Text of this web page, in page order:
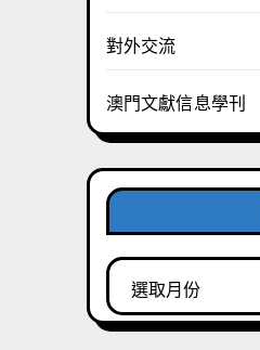
對外交流
澳門文獻信息學刊
彙
整